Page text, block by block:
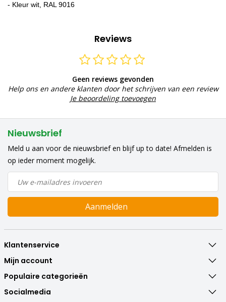
- Kleur wit, RAL 9016
Reviews
Geen reviews gevonden
Help ons en andere klanten door het schrijven van een review
Je beoordeling toevoegen
Nieuwsbrief
Meld u aan voor de nieuwsbrief en blijf up to date! Afmelden is
op ieder moment mogelijk.
Aanmelden
Klantenservice
Mijn account
Populaire categorieën
Socialmedia